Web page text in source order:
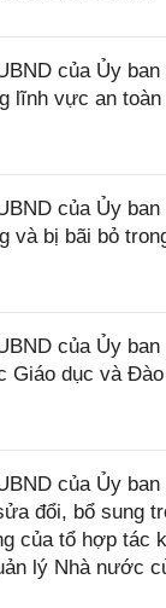
của Ủy
lĩnh vực an
của Ủy
và bị bãi bỏ
của Ủy
Giáo dục và
của Ủy
đổi, bổ sung
của tổ hợp tác
lý Nhà nước